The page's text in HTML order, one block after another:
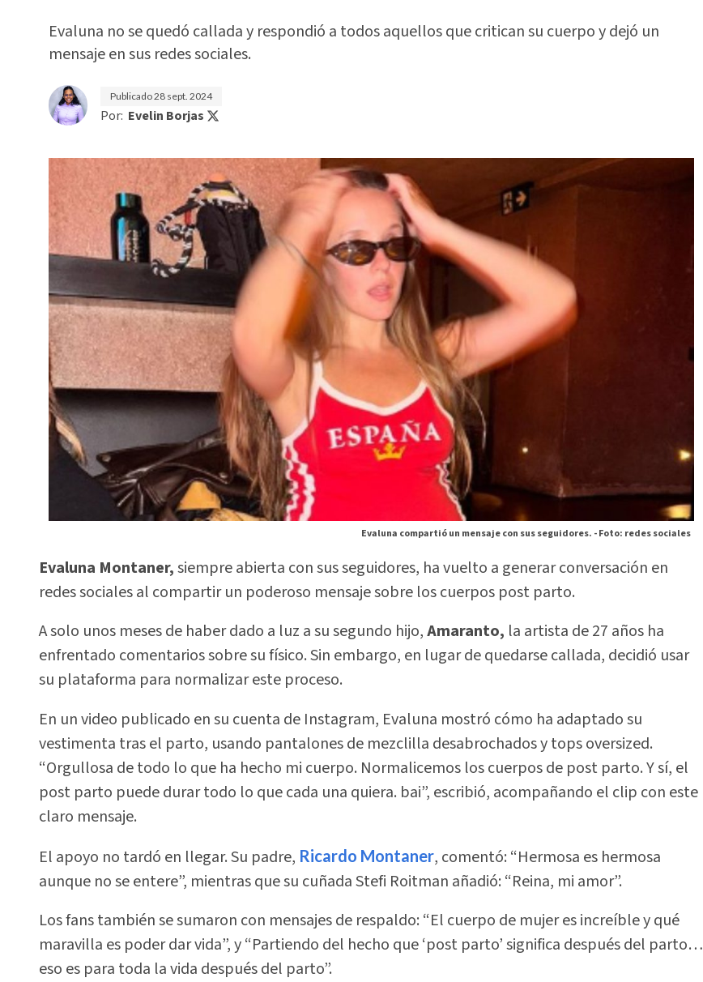
Evaluna no se quedó callada y respondió a todos aquellos que critican su cuerpo y dejó un
mensaje en sus redes sociales.
Publicado28 sept. 2024
Por: Evelin Borjas
Evaluna compartió un mensaje con sus seguidores. -Foto: redes sociales
Evaluna Montaner,siempre abierta con sus seguidores, ha vuelto a generar conversación en
redes sociales al compartir un poderoso mensaje sobre los cuerpos post parto.
A solo unos meses de haber dado a luz a su segundo hijo,Amaranto, la artista de 27 años ha
enfrentado comentarios sobre su físico. Sin embargo, en lugar de quedarse callada, decidió usar
su plataforma para normalizar este proceso.
En un video publicado en su cuenta de Instagram, Evaluna mostró cómo ha adaptado su
vestimenta tras el parto, usando pantalones de mezclilla desabrochados y tops oversized.
“Orgullosa de todo lo que ha hecho mi cuerpo. Normalicemos los cuerpos de post parto. Y sí, el
post parto puede durar todo lo que cada una quiera. bai”, escribió, acompañando el clip con este
claro mensaje.
El apoyo no tardó en llegar. Su padre, Ricardo Montaner, comentó: “Hermosa es hermosa
aunque no se entere”, mientras que su cuñada Stefi Roitman añadió: “Reina, mi amor”.
Los fans también se sumaron con mensajes de respaldo: “El cuerpo de mujer es increíble y qué
maravilla es poder dar vida”, y “Partiendo del hecho que ‘post parto’ significa después del parto…
eso es para toda la vida después del parto”.